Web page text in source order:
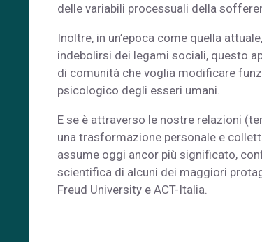
delle variabili processuali della
Inoltre, in un’epoca come quella
indebolirsi dei legami sociali, questo
di comunità che voglia modificare
psicologico degli esseri umani.
E se è attraverso le nostre relazioni
una trasformazione personale e
assume oggi ancor più significato,
scientifica di alcuni dei maggiori
Freud University e ACT-Italia.